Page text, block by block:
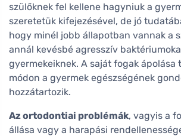
szülőknek fel kellene hagyniuk a
szeretetük kifejezésével, de jó
hogy minél jobb állapotban vannak a
annál kevésbé agresszív
gyermekeiknek. A saját fogak ápolása
módon a gyermek egészségének
hozzátartozik.
Az ortodontiai problémák, vagyis a
állása vagy a harapási